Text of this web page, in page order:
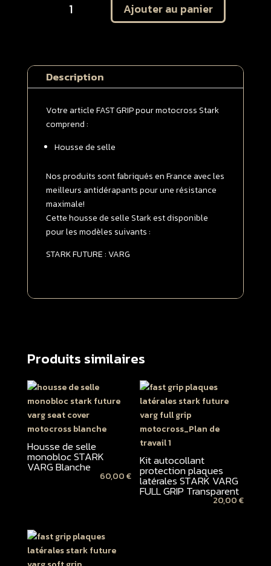
STARK
VARG
|
Grise
Ajouter au panier
Description
Votre article FAST GRIP pour motocross Stark
comprend :
Housse de selle
Nos produits sont fabriqués en France avec les
meilleurs antidérapants pour une résistance
maximale!
Cette housse de selle Stark est disponible
pour les modèles suivants :
STARK FUTURE : VARG
Produits similaires
Housse de selle
monobloc STARK
VARG Blanche
60,00€
Kit autocollant
protection plaques
latérales STARK VARG
FULL GRIP Transparent
20,00€